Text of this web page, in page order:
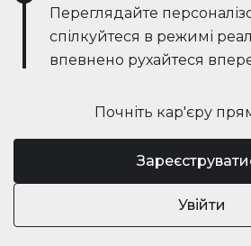
Почніть кар'єру
Увійти
Переглядайте
спілкуйтеся в режимі
впевнено рухайтеся